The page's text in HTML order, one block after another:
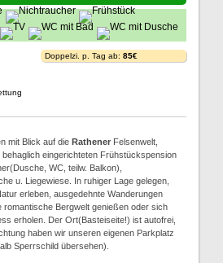
Doppelzi. p. Tag ab: 85€
mit Blick auf die Rathener Felsenwelt,
eingerichteten Frühstückspension
WC, teilw. Balkon),
u. Liegewiese. In ruhiger Lage gelegen,
erleben, ausgedehnte Wanderungen
romantische Bergwelt genießen oder sich
erholen. Der Ort(Basteiseite!) ist autofrei,
haben wir unseren eigenen Parkplatz
Sperrschild übersehen).